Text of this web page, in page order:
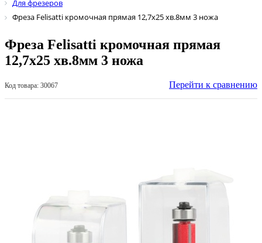
Для фрезеров
Фреза Felisatti кромочная прямая 12,7х25 хв.8мм 3 ножа
Фреза Felisatti кромочная прямая
12,7х25 хв.8мм 3 ножа
Код товара: 30067 Перейти к сравнению